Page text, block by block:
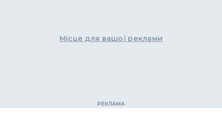
Місце для вашої реклами